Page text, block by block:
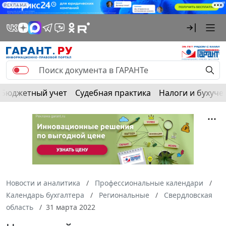
РЕКЛАМА
Бюджетный учет Судебная практика Налоги и
Новости и аналитика
Профессиональные календари
Календарь бухгалтера
Региональные
Свердловская
область
31 марта 2022